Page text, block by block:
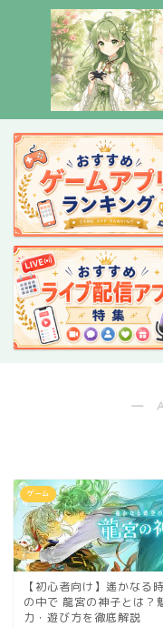
―
ゲーム
【初心者向け】遙かなる
の中で 龍宮の神子とは？
力・遊び方を徹底解説